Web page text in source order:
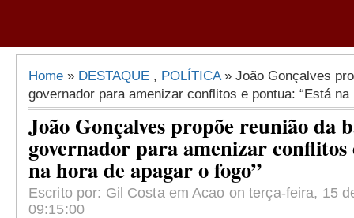
Home » DESTAQUE , POLÍTICA» João Gonçalves
governador para amenizar conflitos e pontua: “Está na
João Gonçalves propõe reunião da
governador para amenizar
na hora de apagar o fogo”
Escrito por: Gil Costa em Acao on terça-feira, 15
09:15:00